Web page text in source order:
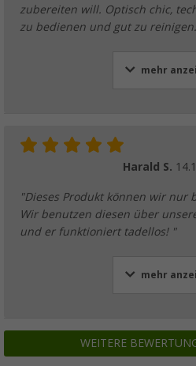
zubereiten will. Optisch chic,
zu bedienen und gut zu
mehr
Harald S.
"Dieses Produkt können wir nur
Wir benutzen diesen über
und er funktioniert tadellos! "
mehr
WEITERE